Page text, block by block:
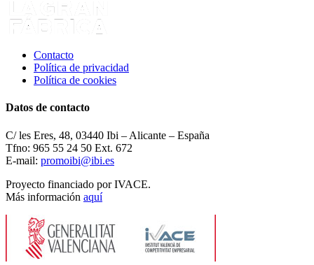
Contacto
Política de privacidad
Política de cookies
Datos de contacto
C/ les Eres, 48, 03440 Ibi – Alicante – España
Tfno: 965 55 24 50 Ext. 672
E-mail: promoibi@ibi.es
Proyecto financiado por IVACE.
Más información aquí